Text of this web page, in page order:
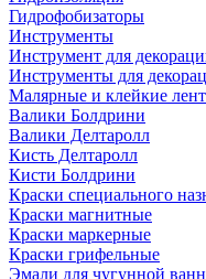
Гидрофобизаторы
Инструменты
Инструмент для
Инструменты для
Малярные и клейкие
Валики Болдрини
Валики Делтаролл
Кисть Делтаролл
Кисти Болдрини
Краски специального
Краски магнитные
Краски маркерные
Краски грифельные
Эмали для чугунной